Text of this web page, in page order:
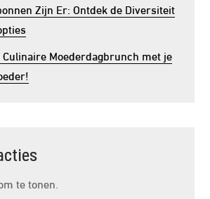
Zijn Er: Ontdek de Diversiteit
Culinaire Moederdagbrunch met je
te tonen.